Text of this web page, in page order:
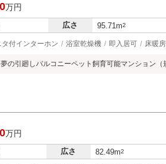
万円
広さ 95.71m2
タ付インターホン 浴室乾燥機 即入居可 床暖房
夢の引廻しバルコニーペット飼育可能マンション（
万円
広さ 82.49m2